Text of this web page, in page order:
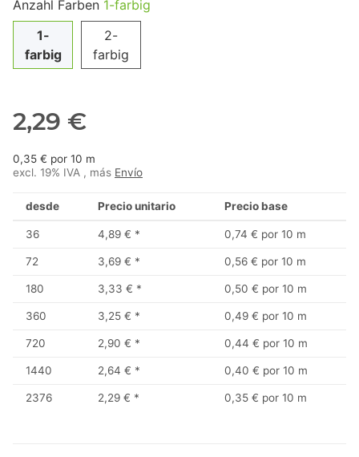
Anzahl Farben 1-farbig
1-
farbig
2-
farbig
2,29 €
0,35 € por 10 m
excl. 19% IVA , más Envío
desde Precio unitario Precio base
36 4,89 € * 0,74 € por 10 m
72 3,69 € * 0,56 € por 10 m
180 3,33 € * 0,50 € por 10 m
360 3,25 € * 0,49 € por 10 m
720 2,90 € * 0,44 € por 10 m
1440 2,64 € * 0,40 € por 10 m
2376 2,29 € * 0,35 € por 10 m